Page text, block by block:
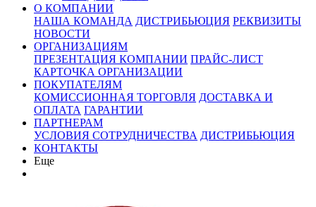
О КОМПАНИИ
НАША КОМАНДА ДИСТРИБЬЮЦИЯ РЕКВИЗИТЫ
НОВОСТИ
ОРГАНИЗАЦИЯМ
ПРЕЗЕНТАЦИЯ КОМПАНИИ ПРАЙС-ЛИСТ
КАРТОЧКА ОРГАНИЗАЦИИ
ПОКУПАТЕЛЯМ
КОМИССИОННАЯ ТОРГОВЛЯ ДОСТАВКА И
ОПЛАТА ГАРАНТИИ
ПАРТНЕРАМ
УСЛОВИЯ СОТРУДНИЧЕСТВА ДИСТРИБЬЮЦИЯ
КОНТАКТЫ
Еще